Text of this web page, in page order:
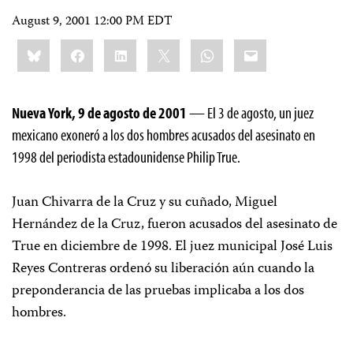
August 9, 2001 12:00 PM EDT
Share
this:BlueskyFacebookLinkedIn WhatsApp
Email
Nueva York, 9 de agosto de 2001 — El 3 de agosto, un juez
mexicano exoneró a los dos hombres acusados del asesinato en
1998 del periodista estadounidense Philip True.
Juan Chivarra de la Cruz y su cuñado, Miguel
Hernández de la Cruz, fueron acusados del asesinato de
True en diciembre de 1998. El juez municipal José Luis
Reyes Contreras ordenó su liberación aún cuando la
preponderancia de las pruebas implicaba a los dos
hombres.